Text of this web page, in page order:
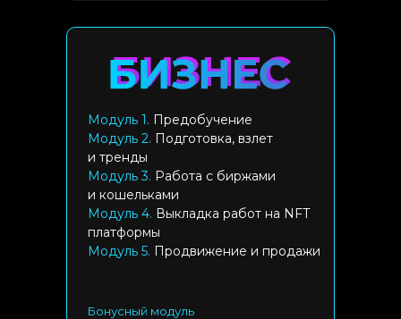
Бонусный модуль
Модуль 1. Предобучение
Модуль 2. Подготовка, взлет
и тренды
Модуль 3. Работа с биржами
и кошельками
Модуль 4. Выкладка работ на NFT
платформы
Модуль 5. Продвижение и продажи